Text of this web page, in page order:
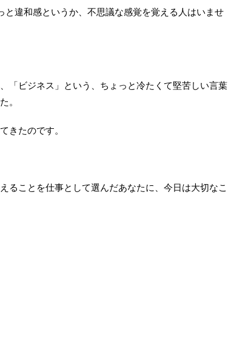
違和感というか、不思議な感覚を覚える人はいませ
「ビジネス」という、ちょっと冷たくて堅苦しい言葉
。
きたのです。
ることを仕事として選んだあなたに、今日は大切なこ